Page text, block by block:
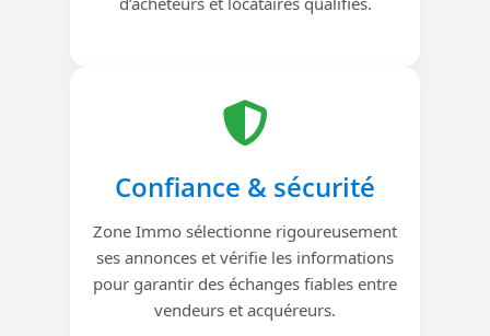
Confiance & sécurité
Zone Immo sélectionne rigoureusement
ses annonces et vérifie les informations
pour garantir des échanges fiables entre
vendeurs et acquéreurs.